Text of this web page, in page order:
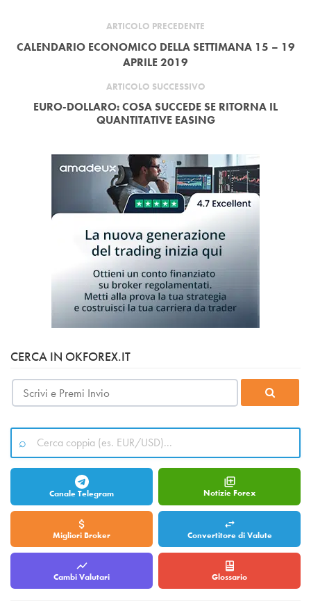
ARTICOLO PRECEDENTE
CALENDARIO ECONOMICO DELLA SETTIMANA 15 – 19
APRILE 2019
ARTICOLO SUCCESSIVO
EURO-DOLLARO: COSA SUCCEDE SE RITORNA IL
QUANTITATIVE EASING
CERCA IN OKFOREX.IT
Canale Telegram Notizie Forex
Migliori Broker Convertitore di Valute
Cambi Valutari Glossario